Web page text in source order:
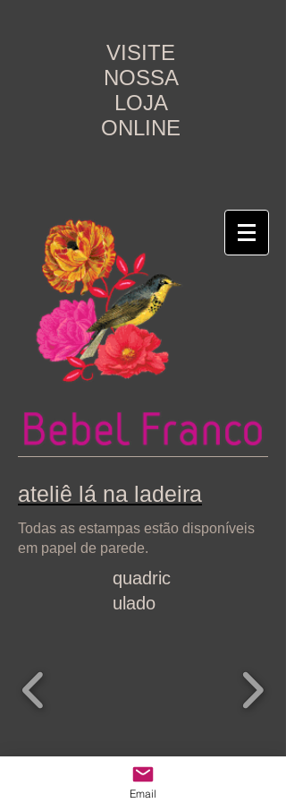
VISITE
NOSSA
LOJA
ONLINE
ateliê lá na ladeira
Todas as estampas estão disponíveis
em papel de parede.
quadric
ulado
Email